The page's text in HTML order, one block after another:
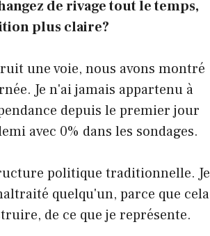
de rivage tout le temps,
plus claire?
une voie, nous avons montré
Je n'ai jamais appartenu à
depuis le premier jour
avec 0% dans les sondages.
politique traditionnelle. Je
quelqu'un, parce que cela
de ce que je représente.